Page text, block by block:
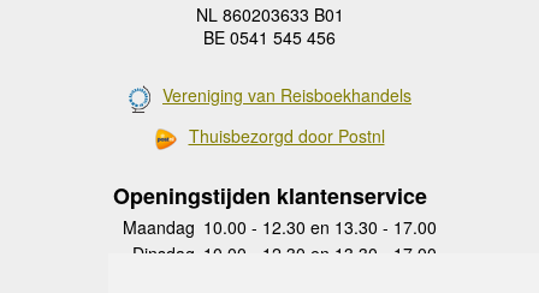
NL 860203633 B01
BE 0541 545 456
Vereniging van Reisboekhandels
Thuisbezorgd door Postnl
Openingstijden klantenservice
Maandag 10.00 - 12.30 en 13.30 - 17.00
Dinsdag 10.00 - 12.30 en 13.30 - 17.00